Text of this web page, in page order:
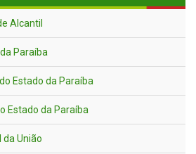
Alcantil
Paraíba
Estado da Paraíba
Estado da Paraíba
União